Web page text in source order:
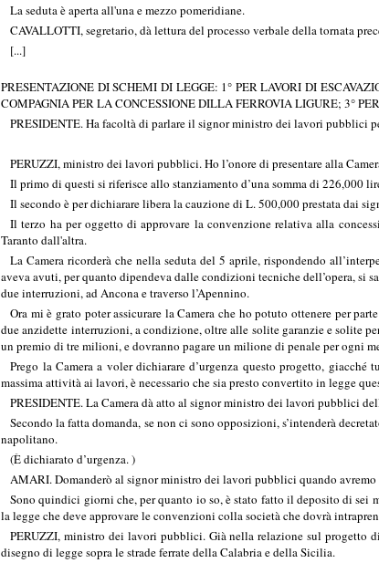
La seduta è aperta all'una e mezzo pomeridiane.
CAVALLOTTI, segretario, dà lettura del processo verbale della tornata
[...]
PRESENTAZIONE DI SCHEMI DI LEGGE: 1° PER LAVORI DI
COMPAGNIA PER LA CONCESSIONE DILLA FERROVIA LIGURE; 3°
PRESIDENTE. Ha facoltà di parlare il signor ministro dei lavori pubblici
PERUZZI, ministro dei lavori pubblici. Ho l’onore di presentare alla
Il primo di questi si riferisce allo stanziamento d’una somma di 226,000
Il secondo è per dichiarare libera la cauzione di L. 500,000 prestata dai
Il terzo ha per oggetto di approvare la convenzione relativa alla
Taranto dall'altra.
La Camera ricorderà che nella seduta del 5 aprile, rispondendo
aveva avuti, per quanto dipendeva dalle condizioni tecniche dell’opera, si
due interruzioni, ad Ancona e traverso l’Apennino.
Ora mi è grato poter assicurare la Camera che ho potuto ottenere per
due anzidette interruzioni, a condizione, oltre alle solite garanzie e solite
un premio di tre milioni, e dovranno pagare un milione di penale per ogni
Prego la Camera a voler dichiarare d’urgenza questo progetto,
massima attività ai lavori, è necessario che sia presto convertito in legge
PRESIDENTE. La Camera dà atto al signor ministro dei lavori pubblici
Secondo la fatta domanda, se non ci sono opposizioni, s’intenderà
napolitano.
(È dichiarato d’urgenza. )
AMARI. Domanderò al signor ministro dei lavori pubblici quando
Sono quindici giorni che, per quanto io so, è stato fatto il deposito di sei
la legge che deve approvare le convenzioni colla società che dovrà
PERUZZI, ministro dei lavori pubblici. Già nella relazione sul progetto
disegno di legge sopra le strade ferrate della Calabria e della Sicilia.